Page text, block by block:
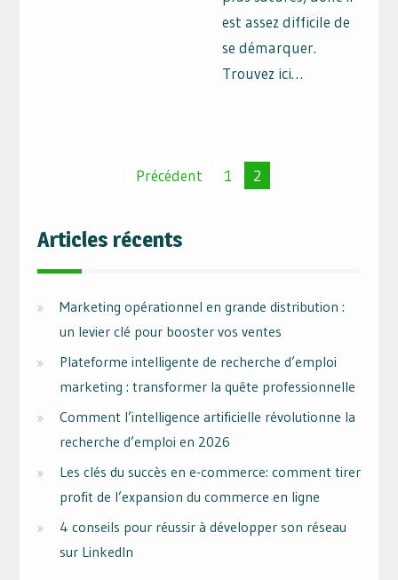
est assez difficile de
se démarquer.
Trouvez ici…
publications
Précédent 1 2
Articles récents
Marketing opérationnel en grande distribution :
un levier clé pour booster vos ventes
Plateforme intelligente de recherche d’emploi
marketing : transformer la quête professionnelle
Comment l’intelligence artificielle révolutionne la
recherche d’emploi en 2026
Les clés du succès en e-commerce: comment tirer
profit de l’expansion du commerce en ligne
4 conseils pour réussir à développer son réseau
sur LinkedIn